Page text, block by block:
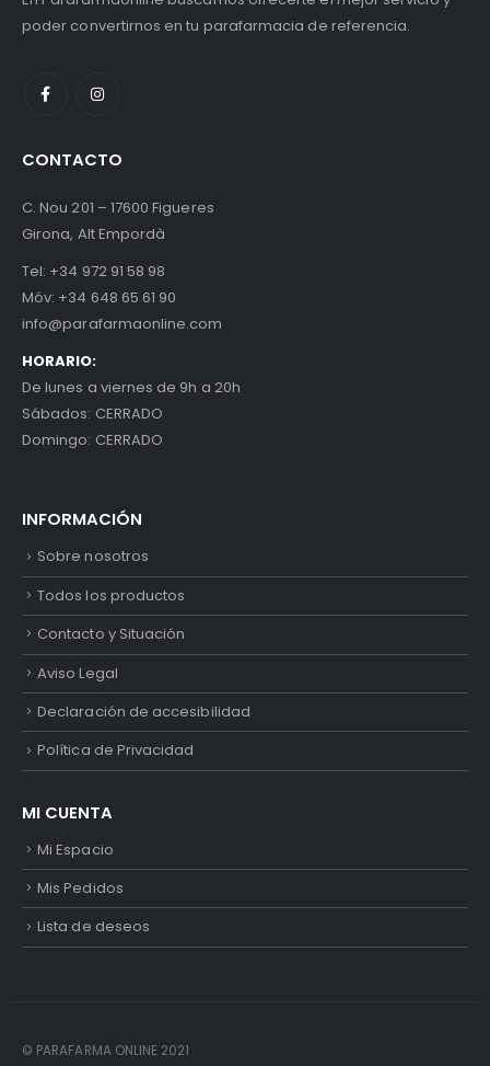
poder convertirnos en tu parafarmacia de referencia.
CONTACTO
C. Nou 201 – 17600 Figueres
Girona, Alt Empordà
Tel: +34 972 91 58 98
Móv: +34 648 65 61 90
info@parafarmaonline.com
HORARIO:
De lunes a viernes de 9h a 20h
Sábados: CERRADO
Domingo: CERRADO
INFORMACIÓN
Sobre nosotros
Todos los productos
Contacto y Situación
Aviso Legal
Declaración de accesibilidad
Política de Privacidad
MI CUENTA
Mi Espacio
Mis Pedidos
Lista de deseos
© PARAFARMA ONLINE 2021